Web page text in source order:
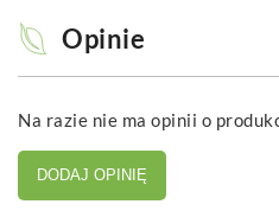
Opinie
Na razie nie ma opinii o
DODAJ OPINIĘ